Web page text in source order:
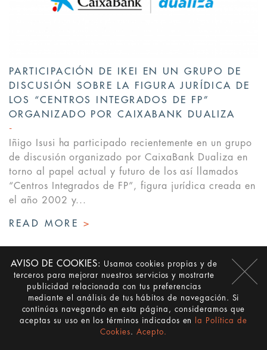
AVISO DE COOKIES:
Usamos cookies propias y de
terceros para mejorar nuestros servicios y mostrarte
publicidad relacionada con tus preferencias
mediante el análisis de tus hábitos de navegación. Si
continúas navegando en esta página, consideramos que
aceptas su uso en los términos indicados en
la Política de
Cookies. Acepto.
PARTICIPACIÓN DE IKEI EN UN GRUPO DE
DISCUSIÓN SOBRE LA FIGURA JURÍDICA DE
LOS “CENTROS INTEGRADOS DE FP”
ORGANIZADO POR CAIXABANK DUALIZA
Iñigo Isusi ha participado recientemente en un grupo
de discusión organizado por CaixaBank Dualiza en
torno al papel actual y futuro de los así llamados
“Centros Integrados de FP”, figura jurídica creada en
el año 2002 y...
READ MORE >